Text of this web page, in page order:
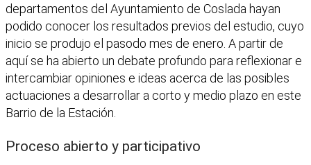
departamentos del Ayuntamiento de Coslada hayan
podido conocer los resultados previos del estudio, cuyo
inicio se produjo el pasodo mes de enero. A partir de
aquí se ha abierto un debate profundo para reflexionar e
intercambiar opiniones e ideas acerca de las posibles
actuaciones a desarrollar a corto y medio plazo en este
Barrio de la Estación.
Proceso abierto y participativo